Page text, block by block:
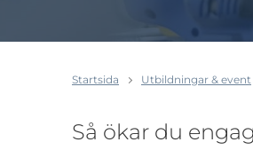
Startsida Utbildningar & event
Så ökar du